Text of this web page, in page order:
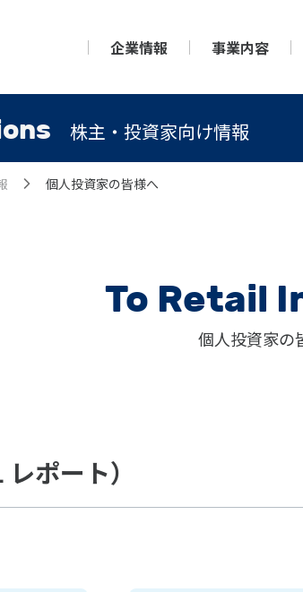
企業情報 事業内容
株主・投資家向け情報
個人投資家の皆様へ
To Retail
個人投資家の
ポート）